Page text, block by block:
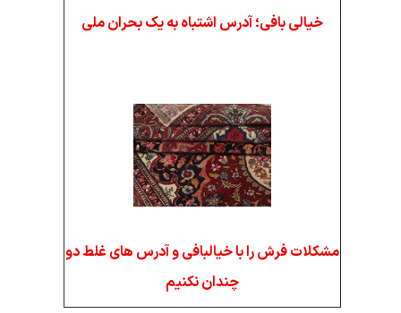
خیالی بافی؛ آدرس اشتباه به یک بحران ملی
مشکلات فرش را با خیالبافی و آدرس های غلط دو
چندان نکنیم